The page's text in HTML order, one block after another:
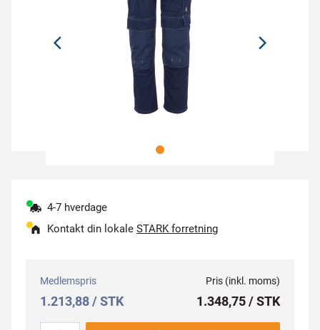
4-7 hverdage
Kontakt din lokale STARK forretning
Medlemspris
1.213,88 / STK
Pris (inkl. moms)
1.348,75 / STK